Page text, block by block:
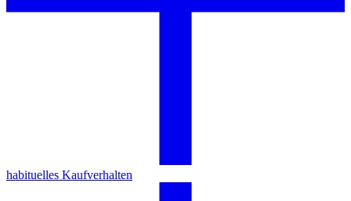
habituelles Kaufverhalten